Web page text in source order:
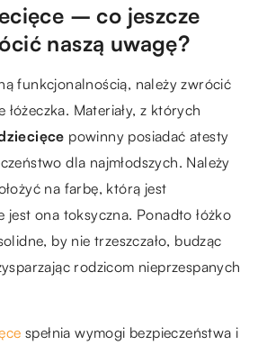
– co jeszcze
naszą uwagę?
funkcjonalnością, należy zwrócić
Materiały, z których
powinny posiadać atesty
dla najmłodszych. Należy
na farbę, którą jest
jest ona toksyczna. Ponadto łóżko
by nie trzeszczało, budząc
rodzicom nieprzespanych
spełnia wymogi bezpieczeństwa i